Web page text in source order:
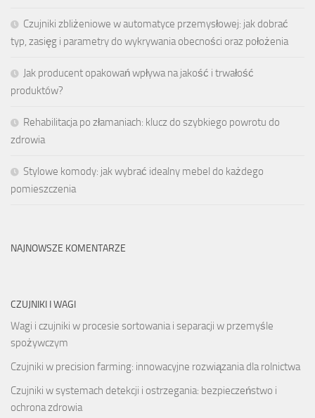
Czujniki zbliżeniowe w automatyce przemysłowej: jak dobrać
typ, zasięg i parametry do wykrywania obecności oraz położenia
Jak producent opakowań wpływa na jakość i trwałość
produktów?
Rehabilitacja po złamaniach: klucz do szybkiego powrotu do
zdrowia
Stylowe komody: jak wybrać idealny mebel do każdego
pomieszczenia
NAJNOWSZE KOMENTARZE
CZUJNIKI I WAGI
Wagi i czujniki w procesie sortowania i separacji w przemyśle
spożywczym
Czujniki w precision farming: innowacyjne rozwiązania dla rolnictwa
Czujniki w systemach detekcji i ostrzegania: bezpieczeństwo i
ochrona zdrowia